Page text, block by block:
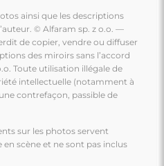
ainsi que les descriptions
© Alfaram sp. z o.o. —
de copier, vendre ou diffuser
des miroirs sans l’accord
Toute utilisation illégale de
intellectuelle (notamment à
contrefaçon, passible de
sur les photos servent
scène et ne sont pas inclus